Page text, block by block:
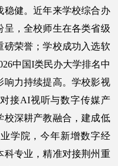
稳健。近年来学校综合办
呈，全校师生在各类省级
磅荣誉；学校成功入选软
中国I类民办大学排名中
响力持续提高。学校影视
接AI视听与数字传媒产
校深耕产教融合，建成低
学院，今年新增数字经
科专业，精准对接荆州重